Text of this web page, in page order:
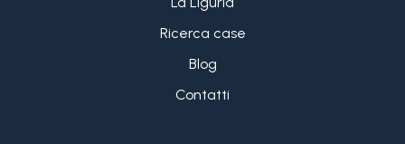
Ricerca case
Blog
Contatti